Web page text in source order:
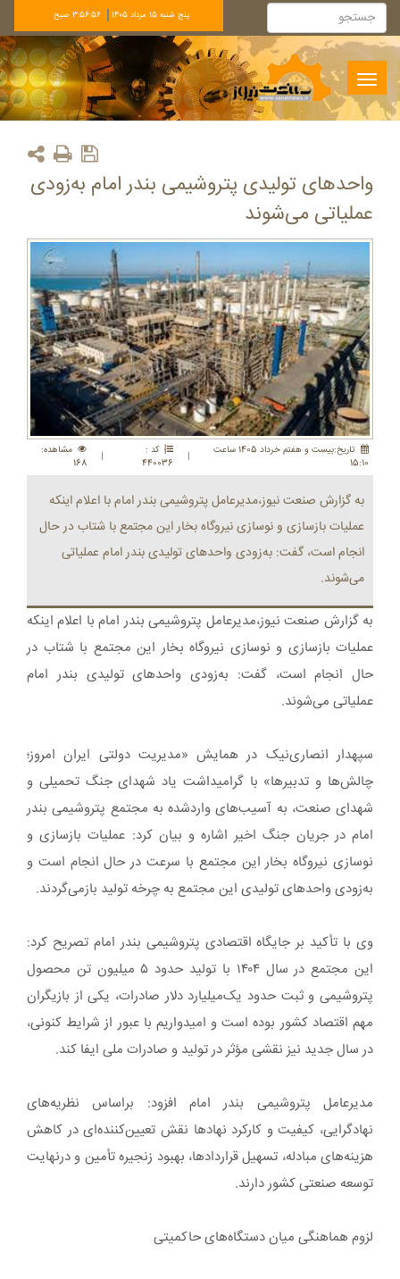
پنج شنبه 15 مرداد 1405 3:56:56 صبح
Toggle
navigation
واحدهای تولیدی پتروشیمی بندر امام به‌زودی
عملیاتی می‌شوند
تاريخ:بيست و هفتم خرداد 1405 ساعت
15:10
|
کد :
440036
|
مشاهده:
168
به گزارش صنعت نیوز،مدیرعامل پتروشیمی بندر امام با اعلام اینکه
عملیات بازسازی و نوسازی نیروگاه بخار این مجتمع با شتاب در حال
انجام است، گفت: به‌زودی واحدهای تولیدی بندر امام عملیاتی
می‌شوند.
به گزارش صنعت نیوز،مدیرعامل پتروشیمی بندر امام با اعلام اینکه
عملیات بازسازی و نوسازی نیروگاه بخار این مجتمع با شتاب در
حال انجام است، گفت: به‌زودی واحدهای تولیدی بندر امام
عملیاتی می‌شوند.
سپهدار انصاری‌نیک در همایش «مدیریت دولتی ایران امروز؛
چالش‌ها و تدبیرها» با گرامیداشت یاد شهدای جنگ تحمیلی و
شهدای صنعت، به آسیب‌های واردشده به مجتمع پتروشیمی بندر
امام در جریان جنگ اخیر اشاره و بیان کرد: عملیات بازسازی و
نوسازی نیروگاه بخار این مجتمع با سرعت در حال انجام است و
به‌زودی واحدهای تولیدی این مجتمع به چرخه تولید بازمی‌گردند.
وی با تأکید بر جایگاه اقتصادی پتروشیمی بندر امام تصریح کرد:
این مجتمع در سال ۱۴۰۴ با تولید حدود ۵ میلیون تن محصول
پتروشیمی و ثبت حدود یک‌میلیارد دلار صادرات، یکی از بازیگران
مهم اقتصاد کشور بوده است و امیدواریم با عبور از شرایط کنونی،
در سال جدید نیز نقشی مؤثر در تولید و صادرات ملی ایفا کند.
مدیرعامل پتروشیمی بندر امام افزود: براساس نظریه‌های
نهادگرایی، کیفیت و کارکرد نهادها نقش تعیین‌کننده‌ای در کاهش
هزینه‌های مبادله، تسهیل قراردادها، بهبود زنجیره تأمین و درنهایت
توسعه صنعتی کشور دارند.
لزوم هماهنگی میان دستگاه‌های حاکمیتی